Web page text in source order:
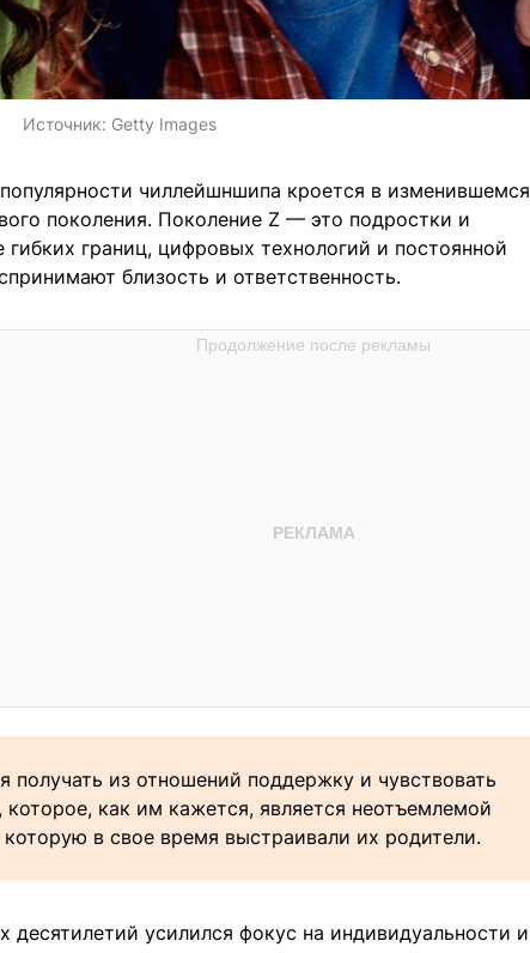
Источник: Getty Images
чиллейшншипа кроется в изменившемся
поколения. Поколение Z — это подростки и
границ, цифровых технологий и постоянной
близость и ответственность.
получать из отношений поддержку и чувствовать
как им кажется, является неотъемлемой
в свое время выстраивали их родители.
десятилетий усилился фокус на индивидуальности и